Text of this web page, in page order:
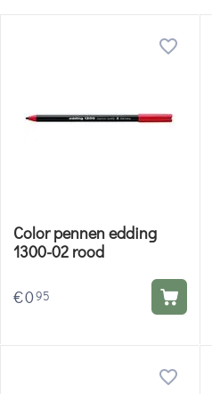
Color pennen edding
1300-02 rood
€095